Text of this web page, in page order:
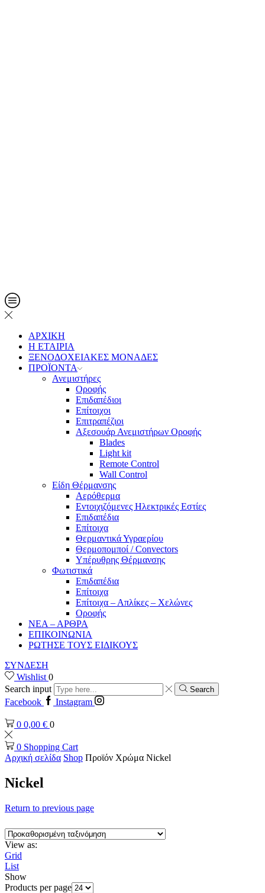
ΑΡΧΙΚΗ
Η ΕΤΑΙΡΙΑ
ΞΕΝΟΔΟΧΕΙΑΚΕΣ ΜΟΝΑΔΕΣ
ΠΡΟΪΟΝΤΑ
Ανεμιστήρες
Οροφής
Επιδαπέδιοι
Επίτοιχοι
Επιτραπέζιοι
Αξεσουάρ Ανεμιστήρων Οροφής
Blades
Light kit
Remote Control
Wall Control
Είδη Θέρμανσης
Αερόθερμα
Εντοιχιζόμενες Ηλεκτρικές Εστίες
Επιδαπέδια
Επίτοιχα
Θερμαντικά Υγραερίου
Θερμοπομποί / Convectors
Υπέρυθρης Θέρμανσης
Φωτιστικά
Επιδαπέδια
Επίτοιχα
Επίτοιχα – Απλίκες – Χελώνες
Οροφής
ΝΕΑ – ΑΡΘΡΑ
ΕΠΙΚΟΙΝΩΝΙΑ
ΡΩΤΗΣΕ ΤΟΥΣ ΕΙΔΙΚΟΥΣ
ΣΥΝΔΕΣΗ
Wishlist 0
Search input
Search
Facebook Instagram
0 0,00 € 0
0 Shopping Cart
Αρχική σελίδα Shop Προϊόν Χρώμα Nickel
Nickel
Return to previous page
View as:
Grid
List
Show
Products per page